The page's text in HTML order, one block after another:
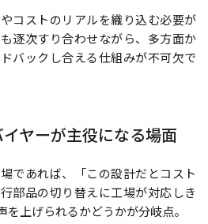
コストのリアルを織り込む必要が
逐次すり合わせながら、多方面か
バックし合える仕組みが不可欠で
ヤーが主役になる場面
であれば、「この設計だとコスト
部品の切り替えに工場が対応しき
上げられるかどうかが分岐点。